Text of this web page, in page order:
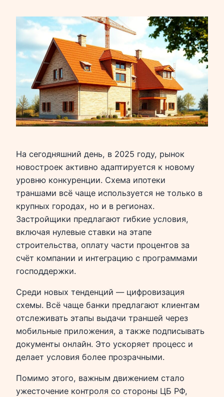
На сегодняшний день, в 2025 году, рынок
новостроек активно адаптируется к новому
уровню конкуренции. Схема ипотеки
траншами всё чаще используется не только в
крупных городах, но и в регионах.
Застройщики предлагают гибкие условия,
включая нулевые ставки на этапе
строительства, оплату части процентов за
счёт компании и интеграцию с программами
господдержки.
Среди новых тенденций — цифровизация
схемы. Всё чаще банки предлагают клиентам
отслеживать этапы выдачи траншей через
мобильные приложения, а также подписывать
документы онлайн. Это ускоряет процесс и
делает условия более прозрачными.
Помимо этого, важным движением стало
ужесточение контроля со стороны ЦБ РФ,